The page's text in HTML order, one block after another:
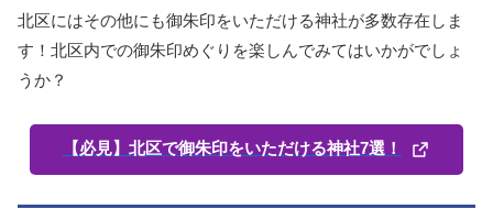
北区にはその他にも御朱印をいただける神社が多数存在しま
す！北区内での御朱印めぐりを楽しんでみてはいかがでしょ
うか？
【必見】北区で御朱印をいただける神社7選！